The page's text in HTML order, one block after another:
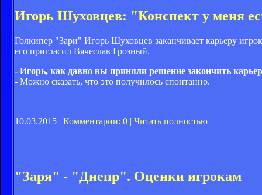
Игорь Шуховцев: "Конспект у меня
Голкипер "Зари" Игорь Шуховцев заканчивает карьеру
его пригласил Вячеслав Грозный.
- Игорь, как давно вы приняли решение закончить
- Можно сказать, что это получилось спонтанно.
10.03.2015 | Комментарии: 0 | Читать полностью
"Заря" - "Днепр". Оценки игрокам